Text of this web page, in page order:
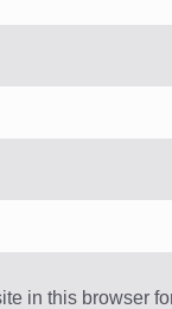
in this browser